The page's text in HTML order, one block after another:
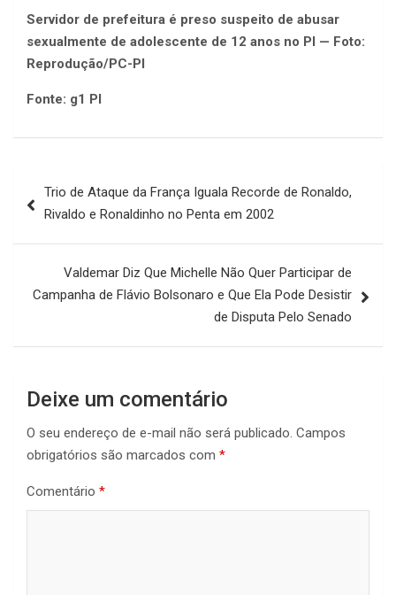
Servidor de prefeitura é preso suspeito de abusar
sexualmente de adolescente de 12 anos no PI — Foto:
Reprodução/PC-PI
Fonte: g1 PI
de
Trio de Ataque da França Iguala Recorde de Ronaldo,
Rivaldo e Ronaldinho no Penta em 2002
Valdemar Diz Que Michelle Não Quer Participar de
Campanha de Flávio Bolsonaro e Que Ela Pode Desistir
de Disputa Pelo Senado
Deixe um comentário
O seu endereço de e-mail não será publicado. Campos
obrigatórios são marcados com *
Comentário *